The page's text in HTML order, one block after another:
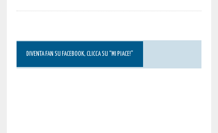
DIVENTA FAN SU FACEBOOK, CLICCA SU “MI PIACE!”